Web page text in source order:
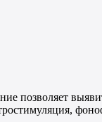
позволяет